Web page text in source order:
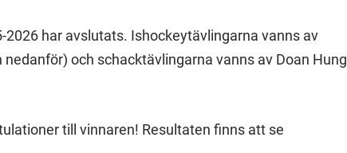
har avslutats. Ishockeytävlingarna vanns av
och schacktävlingarna vanns av Doan Hung
till vinnaren! Resultaten finns att se